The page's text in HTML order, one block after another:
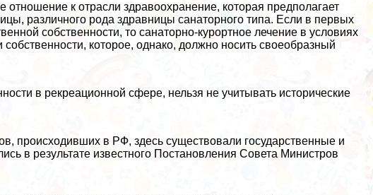
отношение к отрасли здравоохранение, которая предполагает
различного рода здравницы санаторного типа. Если в первых
собственности, то санаторно-курортное лечение в условиях
которое, однако, должно носить своеобразный
в рекреационной сфере, нельзя не учитывать исторические
происходивших в РФ, здесь существовали государственные и
в результате известного Постановления Совета Министров